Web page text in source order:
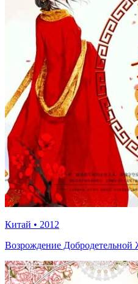
Китай • 2012
Возрождение